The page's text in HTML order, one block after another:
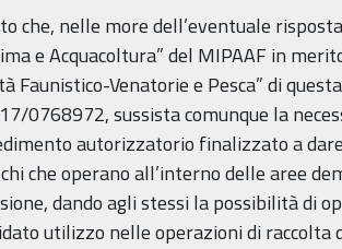
che, nelle more dell’eventuale
e Acquacoltura” del MIPAAF in
Faunistico-Venatorie e Pesca” di
0768972, sussista comunque la
autorizzatorio finalizzato a
che operano all’interno delle aree
dando agli stessi la possibilità di
utilizzo nelle operazioni di raccolta